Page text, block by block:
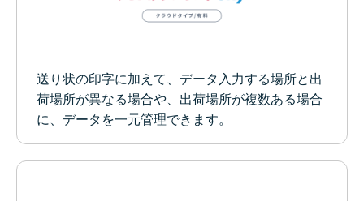
送り状の印字に加えて、データ入力する場所と出
荷場所が異なる場合や、出荷場所が複数ある場合
に、データを一元管理できます。